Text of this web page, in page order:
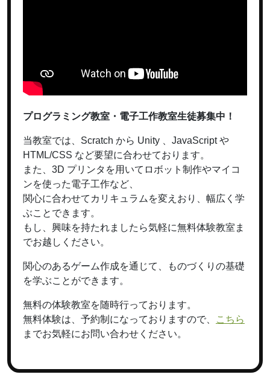
プログラミング教室・電子工作教室生徒募集中！
当教室では、Scratch から Unity 、JavaScript や
HTML/CSS など要望に合わせております。
また、3D プリンタを用いてロボット制作やマイコ
ンを使った電子工作など、
関心に合わせてカリキュラムを変えおり、幅広く学
ぶことできます。
もし、興味を持たれましたら気軽に無料体験教室ま
でお越しください。
関心のあるゲーム作成を通じて、ものづくりの基礎
を学ぶことができます。
無料の体験教室を随時行っております。
無料体験は、予約制になっておりますので、
こちら
までお気軽にお問い合わせください。